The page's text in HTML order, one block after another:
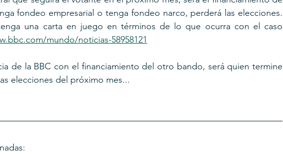
fondeo empresarial o tenga fondeo narco, perderá las elecciones.
una carta en juego en términos de lo que ocurra con el caso
mundo/noticias-58958121
de la BBC con el financiamiento del otro bando, será quien termine
elecciones del próximo mes...